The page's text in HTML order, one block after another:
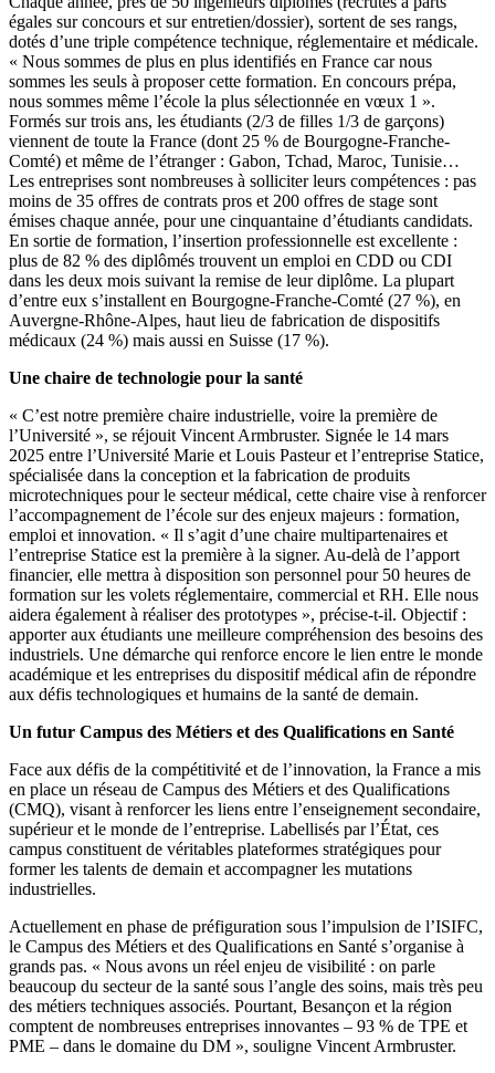
égales sur concours et sur entretien/dossier), sortent de ses rangs,
dotés d’une triple compétence technique, réglementaire et médicale.
« Nous sommes de plus en plus identifiés en France car nous
sommes les seuls à proposer cette formation. En concours prépa,
nous sommes même l’école la plus sélectionnée en vœux 1 ».
Formés sur trois ans, les étudiants (2/3 de filles 1/3 de garçons)
viennent de toute la France (dont 25 % de Bourgogne-Franche-
Comté) et même de l’étranger : Gabon, Tchad, Maroc, Tunisie…
Les entreprises sont nombreuses à solliciter leurs compétences : pas
moins de 35 offres de contrats pros et 200 offres de stage sont
émises chaque année, pour une cinquantaine d’étudiants candidats.
En sortie de formation, l’insertion professionnelle est excellente :
plus de 82 % des diplômés trouvent un emploi en CDD ou CDI
dans les deux mois suivant la remise de leur diplôme. La plupart
d’entre eux s’installent en Bourgogne-Franche-Comté (27 %), en
Auvergne-Rhône-Alpes, haut lieu de fabrication de dispositifs
médicaux (24 %) mais aussi en Suisse (17 %).
Une chaire de technologie pour la santé
« C’est notre première chaire industrielle, voire la première de
l’Université », se réjouit Vincent Armbruster. Signée le 14 mars
2025 entre l’Université Marie et Louis Pasteur et l’entreprise Statice,
spécialisée dans la conception et la fabrication de produits
microtechniques pour le secteur médical, cette chaire vise à renforcer
l’accompagnement de l’école sur des enjeux majeurs : formation,
emploi et innovation. « Il s’agit d’une chaire multipartenaires et
l’entreprise Statice est la première à la signer. Au-delà de l’apport
financier, elle mettra à disposition son personnel pour 50 heures de
formation sur les volets réglementaire, commercial et RH. Elle nous
aidera également à réaliser des prototypes », précise-t-il. Objectif :
apporter aux étudiants une meilleure compréhension des besoins des
industriels. Une démarche qui renforce encore le lien entre le monde
académique et les entreprises du dispositif médical afin de répondre
aux défis technologiques et humains de la santé de demain.
Un futur Campus des Métiers et des Qualifications en Santé
Face aux défis de la compétitivité et de l’innovation, la France a mis
en place un réseau de Campus des Métiers et des Qualifications
(CMQ), visant à renforcer les liens entre l’enseignement secondaire,
supérieur et le monde de l’entreprise. Labellisés par l’État, ces
campus constituent de véritables plateformes stratégiques pour
former les talents de demain et accompagner les mutations
industrielles.
Actuellement en phase de préfiguration sous l’impulsion de l’ISIFC,
le Campus des Métiers et des Qualifications en Santé s’organise à
grands pas. « Nous avons un réel enjeu de visibilité : on parle
beaucoup du secteur de la santé sous l’angle des soins, mais très peu
des métiers techniques associés. Pourtant, Besançon et la région
comptent de nombreuses entreprises innovantes – 93 % de TPE et
PME – dans le domaine du DM », souligne Vincent Armbruster.